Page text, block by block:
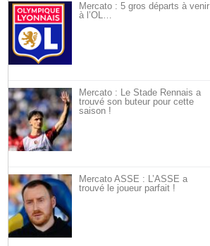
Mercato : 5 gros départs à venir
à l’OL…
Mercato : Le Stade Rennais a
trouvé son buteur pour cette
saison !
Mercato ASSE : L’ASSE a
trouvé le joueur parfait !